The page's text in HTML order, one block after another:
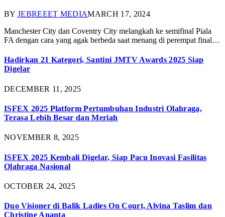
BY JEBREEET MEDIAMARCH 17, 2024
Manchester City dan Coventry City melangkah ke semifinal Piala
FA dengan cara yang agak berbeda saat menang di perempat final…
Hadirkan 21 Kategori, Santini JMTV Awards 2025 Siap
Digelar
DECEMBER 11, 2025
ISFEX 2025 Platform Pertumbuhan Industri Olahraga,
Terasa Lebih Besar dan Meriah
NOVEMBER 8, 2025
ISFEX 2025 Kembali Digelar, Siap Pacu Inovasi Fasilitas
Olahraga Nasional
OCTOBER 24, 2025
Duo Visioner di Balik Ladies On Court, Alvina Taslim dan
Christine Ananta